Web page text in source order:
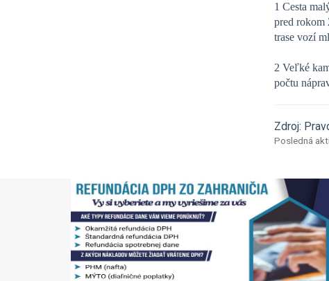
1 Cesta
pred rokom
trase vozí
2 Veľké
počtu
Zdroj:
Posledná